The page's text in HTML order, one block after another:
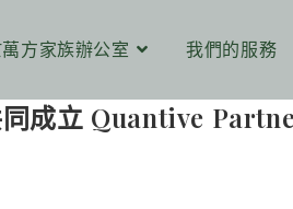
方家族辦公室 我們的服務
成立 Quantive